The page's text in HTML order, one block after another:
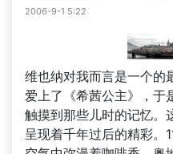
2006-9-1 5:22
维也纳对我而言是一个的
爱上了《希茜公主》，于
触摸到那些儿时的记忆。
呈现着千年过后的精彩。